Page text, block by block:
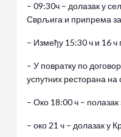
– 09:30ч – долазак у
Сврљига и припрема за
– Између 15:30 ч и 16 ч
– У повратку по
успутних ресторана
– Око 18:00 ч – полазак
– око 21 ч – долазак у